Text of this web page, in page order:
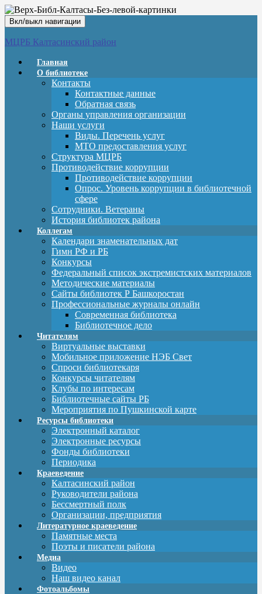
Вкл/выкл навигации
МЦРБ Калтасинский район
Главная
О библиотеке
Контакты
Контактные данные
Обратная связь
Органы управления организации
Наши услуги
Виды. Перечень услуг
МТО предоставления услуг
Структура МЦРБ
Противодействие коррупции
Противодействие коррупции
Опрос. Уровень коррупции в библиотечной
сфере
Сотрудники. Ветераны
История библиотек района
Коллегам
Календари знаменательных дат
Гимн РФ и РБ
Конкурсы
Федеральный список экстремистских материалов
Методические материалы
Сайты библиотек Р Башкоростан
Профессиональные журналы онлайн
Современная библиотека
Библиотечное дело
Читателям
Виртуальные выставки
Мобильное приложение НЭБ Свет
Спроси библиотекаря
Конкурсы читателям
Клубы по интересам
Библиотечные сайты РБ
Мероприятия по Пушкинской карте
Ресурсы библиотеки
Электронный каталог
Электронные ресурсы
Фонды библиотеки
Периодика
Краеведение
Калтасинский район
Руководители района
Бессмертный полк
Организации, предприятия
Литературное краеведение
Памятные места
Поэты и писатели района
Медиа
Видео
Наш видео канал
Фотоальбомы